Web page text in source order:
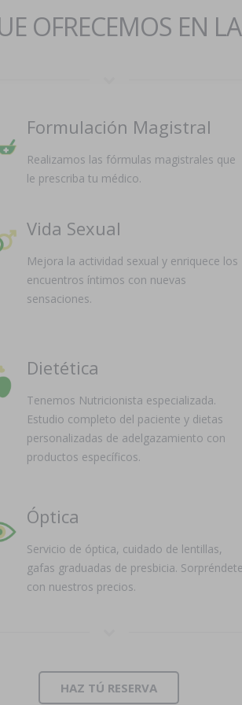
OFRECEMOS EN
Formulación Magistral
Realizamos las fórmulas magistrales que
le prescriba tu médico.
Vida Sexual
Mejora la actividad sexual y enriquece los
encuentros íntimos con nuevas
sensaciones.
Dietética
Tenemos Nutricionista especializada.
Estudio completo del paciente y dietas
personalizadas de adelgazamiento con
productos específicos.
Óptica
Servicio de óptica, cuidado de lentillas,
gafas graduadas de presbicia. Sorpréndete
con nuestros precios.
HAZ TÚ RESERVA